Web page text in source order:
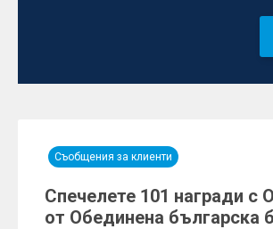
Съобщения за клиенти
Спечелете 101 награди с
от Обединена българска